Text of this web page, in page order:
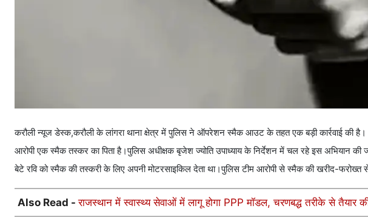
करौली न्यूज डेस्क,करौली के लांगरा थाना क्षेत्र में पुलिस ने ऑपरेशन स्मैक आउट के तहत एक बड़ी कार्रवाई की है।
आरोपी एक स्मैक तस्कर का पिता है।पुलिस अधीक्षक बृजेश ज्योति उपाध्याय के निर्देशन में चल रहे इस अभियान की
बेटे रवि को स्मैक की तस्करी के लिए अपनी मोटरसाइकिल देता था।पुलिस टीम आरोपी से स्मैक की खरीद-फरोख्त
Also Read -राजस्थान में स्वास्थ्य सेवाओं में लागू होगा PPP मॉडल, चरणबद्ध तरीके से तैयार